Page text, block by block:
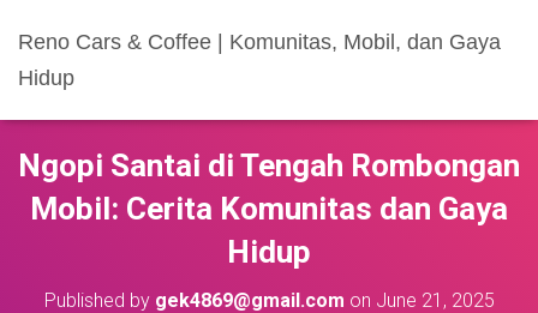
Reno Cars & Coffee | Komunitas, Mobil, dan Gaya
Hidup
Ngopi Santai di Tengah Rombongan
Mobil: Cerita Komunitas dan Gaya
Hidup
Published by gek4869@gmail.com on June 21, 2025